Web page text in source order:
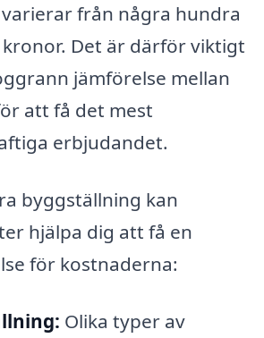
från några hundra
Det är därför viktigt
jämförelse mellan
att få det mest
erbjudandet.
byggställning kan
hjälpa dig att få en
för kostnaderna:
Olika typer av